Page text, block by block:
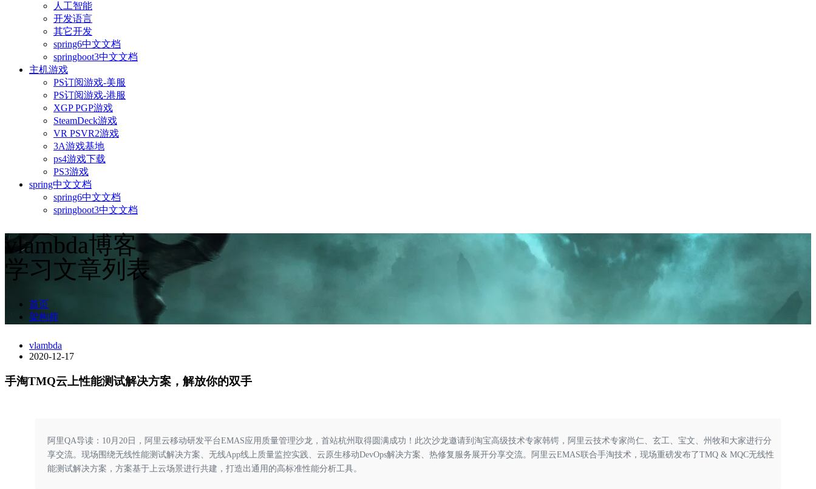
人工智能
开发语言
其它开发
spring6中文文档
springboot3中文文档
主机游戏
PS订阅游戏-美服
PS订阅游戏-港服
XGP PGP游戏
SteamDeck游戏
VR PSVR2游戏
3A游戏基地
ps4游戏下载
PS3游戏
spring中文文档
spring6中文文档
springboot3中文文档
vlambda博客
学习文章列表
首页
架构师
vlambda
2020-12-17
手淘TMQ云上性能测试解决方案，解放你的双手
阿里QA导读：10月20日，阿里云移动研发平台EMAS应用质量管理沙龙，首站杭州取得圆满成功！此次沙龙邀请到淘宝高级技术专家韩锷，阿里云技术专家尚仁、玄工、宝文、州牧和大家进行分
享交流。现场围绕无线性能测试解决方案、无线App线上质量监控实践、云原生移动DevOps解决方案、热修复服务展开分享交流。阿里云EMAS联合手淘技术，现场重磅发布了TMQ & MQC无线性
能测试解决方案，方案基于上云场景进行共建，打造出通用的高标准性能分析工具。